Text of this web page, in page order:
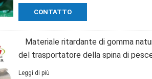
CONTATTO
Materiale ritardante di gomma
del trasportatore della spina di
Leggi di più